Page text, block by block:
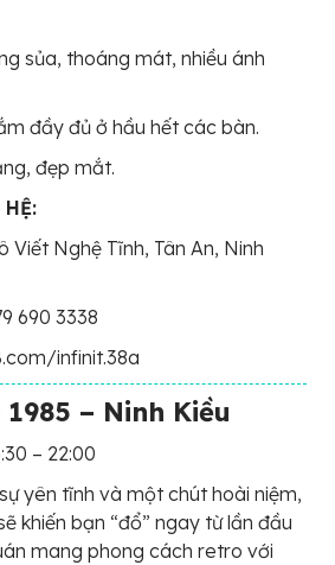
sủa, thoáng mát, nhiều ánh
đầy đủ ở hầu hết các bàn.
đẹp mắt.
Viết Nghệ Tĩnh, Tân An, Ninh
690 3338
infinit.38a
– Ninh Kiều
– 22:00
yên tĩnh và một chút hoài niệm,
khiến bạn “đổ” ngay từ lần đầu
mang phong cách retro với